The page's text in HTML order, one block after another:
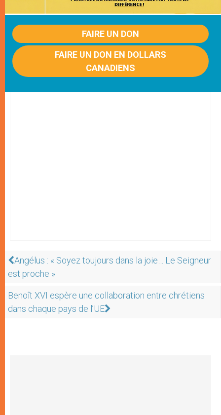
FAIRE UN DON
FAIRE UN DON EN DOLLARS
CANADIENS
Angélus : « Soyez toujours dans la joie… Le Seigneur
est proche »
Benoît XVI espère une collaboration entre chrétiens
dans chaque pays de l’UE